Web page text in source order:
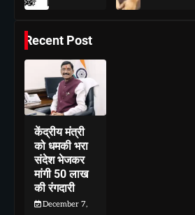
Recent Post
केंद्रीय मंत्री
को धमकी भरा
संदेश भेजकर
मांगी 50 लाख
की रंगदारी
December 7,